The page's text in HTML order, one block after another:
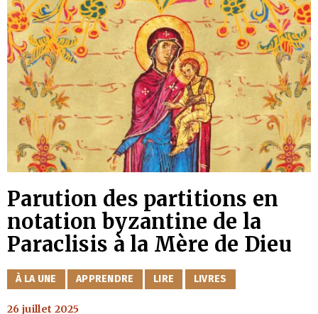
Parution des partitions en
notation byzantine de la
Paraclisis à la Mère de Dieu
CATÉGORIES
À LA UNE APPRENDRE LIRE LIVRES
26 juillet 2025